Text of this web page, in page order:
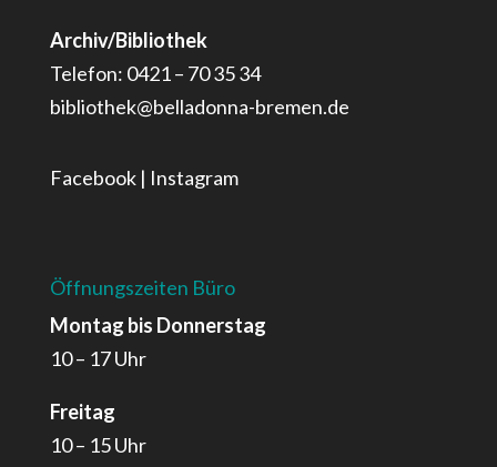
Archiv/Bibliothek
Telefon: 0421 – 70 35 34
bibliothek@belladonna-bremen.de
Facebook| Instagram
Öffnungszeiten Büro
Montag bis Donnerstag
10 – 17 Uhr
Freitag
10 – 15 Uhr